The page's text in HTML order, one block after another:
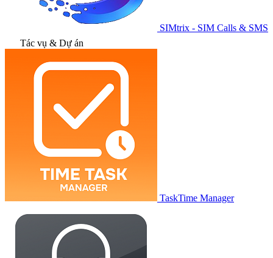
SIMtrix - SIM Calls & SMS
Tác vụ & Dự án
TaskTime Manager